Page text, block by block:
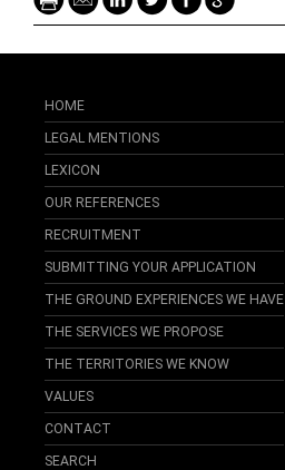
HOME
LEGAL MENTIONS
LEXICON
OUR REFERENCES
RECRUITMENT
SUBMITTING YOUR APPLICATION
THE GROUND EXPERIENCES WE HAVE
THE SERVICES WE PROPOSE
THE TERRITORIES WE KNOW
VALUES
CONTACT
SEARCH